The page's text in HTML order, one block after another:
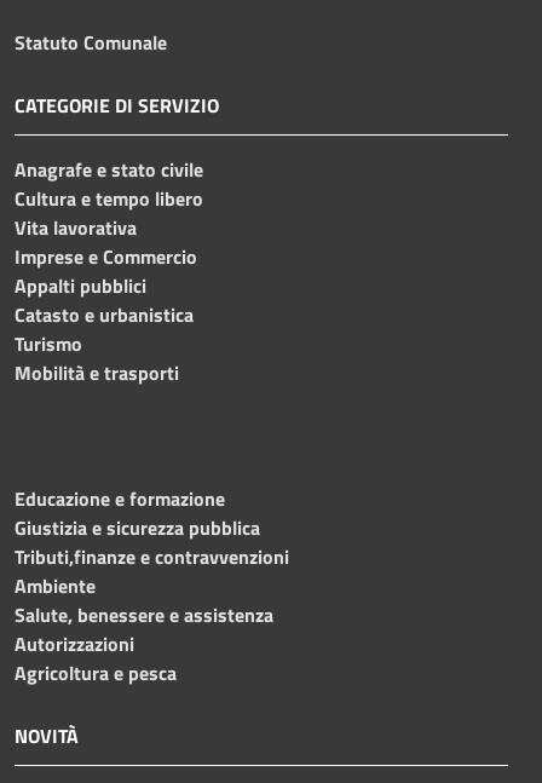
Statuto Comunale
CATEGORIE DI SERVIZIO
Anagrafe e stato civile
Cultura e tempo libero
Vita lavorativa
Imprese e Commercio
Appalti pubblici
Catasto e urbanistica
Turismo
Mobilità e trasporti
Educazione e formazione
Giustizia e sicurezza pubblica
Tributi,finanze e contravvenzioni
Ambiente
Salute, benessere e assistenza
Autorizzazioni
Agricoltura e pesca
NOVITÀ